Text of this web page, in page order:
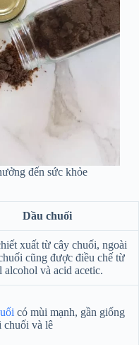
đến sức khỏe
Dầu chuối
xuất từ cây chuối, ngoài
cũng được điều chế từ
alcohol và acid acetic.
có mùi mạnh, gần giống
chuối và lê